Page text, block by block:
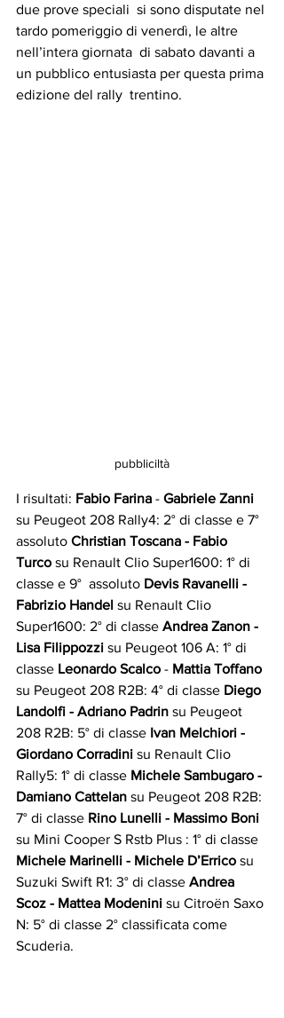
due prove speciali  si sono disputate nel
tardo pomeriggio di venerdì, le altre
nell’intera giornata  di sabato davanti a
un pubblico entusiasta per questa prima
edizione del rally  trentino.
pubbliciltà
I risultati: Fabio Farina - Gabriele Zanni
su Peugeot 208 Rally4: 2° di classe e 7°
assoluto Christian Toscana - Fabio
Turco su Renault Clio Super1600: 1° di
classe e 9°  assoluto Devis Ravanelli -
Fabrizio Handel su Renault Clio
Super1600: 2° di classe Andrea Zanon -
Lisa Filippozzi su Peugeot 106 A: 1° di
classe Leonardo Scalco - Mattia Toffano
su Peugeot 208 R2B: 4° di classe Diego
Landolfi - Adriano Padrin su Peugeot
208 R2B: 5° di classe Ivan Melchiori -
Giordano Corradini su Renault Clio
Rally5: 1° di classe Michele Sambugaro -
Damiano Cattelan su Peugeot 208 R2B:
7° di classe Rino Lunelli - Massimo Boni
su Mini Cooper S Rstb Plus : 1° di classe
Michele Marinelli - Michele D’Errico su
Suzuki Swift R1: 3° di classe Andrea
Scoz - Mattea Modenini su Citroën Saxo
N: 5° di classe 2° classificata come
Scuderia.